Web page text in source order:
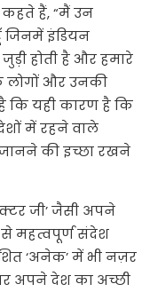
हैं, “मैं उन
जिनमें इंडियन
होती है और हमारे
लोगों और उनकी
कि यही कारण है कि
में रहने वाले
जानने की इच्छा रखने
जी’ जैसी अपने
से महत्वपूर्ण संदेश
‘अनेक’ में भी नज़र
अपने देश का अच्छी